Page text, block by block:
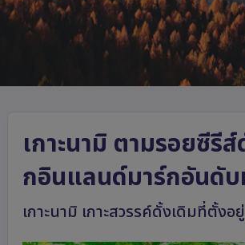
เกาะนามิ ตามรอยซีรี
กอินแลนด์มาร์กอันดับ
เกาะนามิ เกาะสวรรค์ดั้งเดิมที่ตั้